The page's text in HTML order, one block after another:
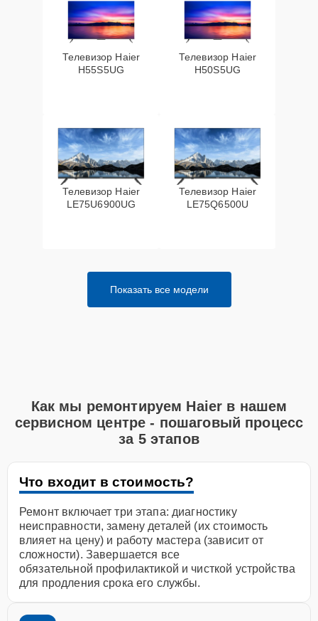
Телевизор Haier
H55S5UG
Телевизор Haier
H50S5UG
Телевизор Haier
LE75U6900UG
Телевизор Haier
LE75Q6500U
Показать все модели
Как мы ремонтируем Haier в нашем
сервисном центре - пошаговый процесс
за 5 этапов
Что входит в стоимость?
Ремонт включает три этапа: диагностику
неисправности, замену деталей (их стоимость
влияет на цену) и работу мастера (зависит от
сложности). Завершается все
обязательной профилактикой и чисткой устройства
для продления срока его службы.